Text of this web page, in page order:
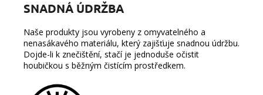
SNADNÁ ÚDRŽBA
Naše produkty jsou vyrobeny z omyvatelného a
nenasákavého materiálu, který zajišťuje snadnou údržbu.
Dojde-li k znečištění, stačí je jednoduše očistit
houbičkou s běžným čistícím prostředkem.